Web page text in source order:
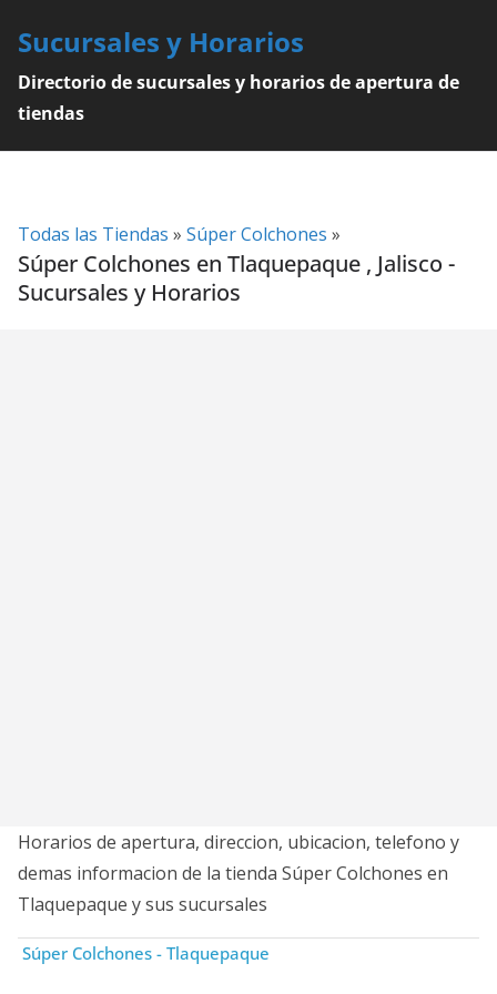
content
Sucursales y Horarios
Directorio de sucursales y horarios de apertura de
tiendas
Todas las Tiendas » Súper Colchones »
Súper Colchones en Tlaquepaque , Jalisco -
Sucursales y Horarios
Horarios de apertura, direccion, ubicacion, telefono y
demas informacion de la tienda Súper Colchones en
Tlaquepaque y sus sucursales
Súper Colchones - Tlaquepaque